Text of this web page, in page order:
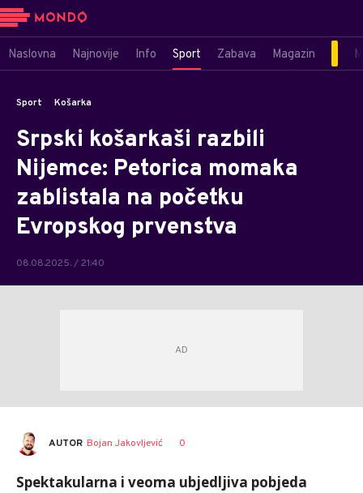
Naslovna Najnovije Info Sport Zabava Magazin
Sport Košarka
Srpski košarkaši razbili
Nijemce: Petorica momaka
zablistala na početku
Evropskog prvenstva
08.08.2025. / 21:40
AUTOR Bojan Jakovljević 0
Spektakularna i veoma ubjedljiva pobjeda